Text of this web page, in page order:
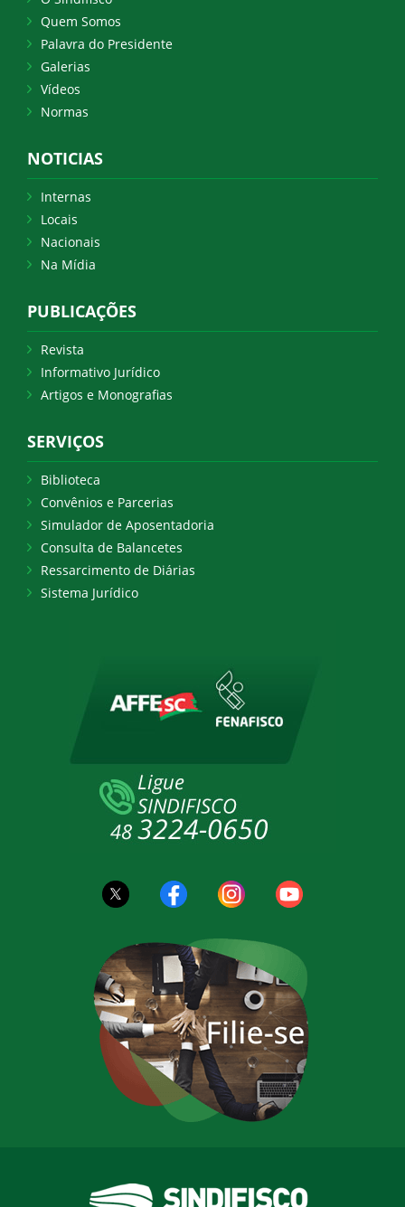
Quem Somos
Palavra do Presidente
Galerias
Vídeos
Normas
NOTICIAS
Internas
Locais
Nacionais
Na Mídia
PUBLICAÇÕES
Revista
Informativo Jurídico
Artigos e Monografias
SERVIÇOS
Biblioteca
Convênios e Parcerias
Simulador de Aposentadoria
Consulta de Balancetes
Ressarcimento de Diárias
Sistema Jurídico